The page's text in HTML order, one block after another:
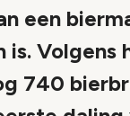
een
Volgens
740